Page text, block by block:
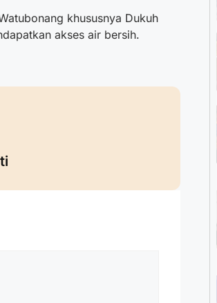
khususnya Dukuh
akses air bersih.